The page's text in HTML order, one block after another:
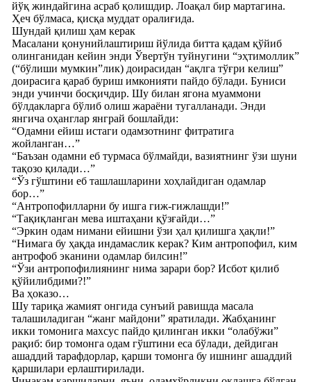
йўқ жиндайгина асраб қолишдир. Лоақал бир мартагина.
Ҳеч бўлмаса, қисқа муддат оралиғида.
Шундай қилиш ҳам керак
Масалани қонунийлаштириш йўлида битта қадам қўйиб
олинганидан кейин энди Ўвертўн туйнугини “эҳтимоллик”
(“бўлиши мумкин”лик) доирасидан “ақлга тўғри келиш”
доирасига қараб буриш имконияти пайдо бўлади. Буниси
энди учинчи босқичдир. Шу билан ягона муаммони
бўлдакларга бўлиб олиш жараёни тугалланади. Энди
янгича оҳанглар янграй бошлайди:
“Одамни ейиш истаги одамзотнинг фитратига
жойланган…”
“Баъзан одамни еб турмаса бўлмайди, вазиятнинг ўзи шуни
тақозо қилади…”
“Ўз гўштини еб ташлашларини хоҳлайдиган одамлар
бор…”
“Антропофилларни бу ишга гиж-гижлашди!”
“Тақиқланган мева иштаҳани қўзғайди…”
“Эркин одам нимани ейишни ўзи ҳал қилишга ҳақли!”
“Нимага бу ҳақда индамаслик керак? Ким антропофил, ким
антрофоб эканини одамлар билсин!”
“Ўзи антропофилиянинг нима зарари бор? Исбот қилиб
қўйилибдими?!”
Ва ҳоказо…
Шу тариқа жамият онгида сунъий равишда масала
талашиладиган “жанг майдони” яратилади. Жабҳанинг
икки томонига махсус пайдо қилинган икки “олабўжи”
рақиб: бир томонга одам гўштини еса бўлади, дейдиган
ашаддий тарафдорлар, қарши томонга бу ишнинг ашаддий
қаршилари ерлаштирилади.